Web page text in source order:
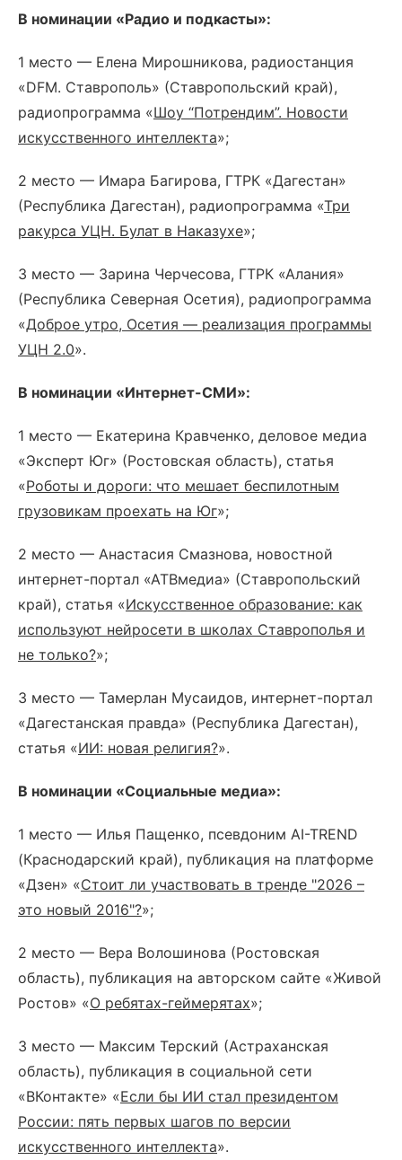
В номинации «Радио и подкасты»:
1 место — Елена Мирошникова, радиостанция
«DFM. Ставрополь» (Ставропольский край),
радиопрограмма «Шоу “Потрендим”. Новости
искусственного интеллекта»;
2 место — Имара Багирова, ГТРК «Дагестан»
(Республика Дагестан), радиопрограмма «Три
ракурса УЦН. Булат в Наказухе»;
3 место — Зарина Черчесова, ГТРК «Алания»
(Республика Северная Осетия), радиопрограмма
«Доброе утро, Осетия — реализация программы
УЦН 2.0».
В номинации «Интернет-СМИ»:
1 место — Екатерина Кравченко, деловое медиа
«Эксперт Юг» (Ростовская область), статья
«Роботы и дороги: что мешает беспилотным
грузовикам проехать на Юг»;
2 место — Анастасия Смазнова, новостной
интернет-портал «АТВмедиа» (Ставропольский
край), статья «Искусственное образование: как
используют нейросети в школах Ставрополья и
не только?»;
3 место — Тамерлан Мусаидов, интернет-портал
«Дагестанская правда» (Республика Дагестан),
статья «ИИ: новая религия?».
В номинации «Социальные медиа»:
1 место — Илья Пащенко, псевдоним AI-TREND
(Краснодарский край), публикация на платформе
«Дзен» «Стоит ли участвовать в тренде "2026 –
это новый 2016"?»;
2 место — Вера Волошинова (Ростовская
область), публикация на авторском сайте «Живой
Ростов» «О ребятах-геймерятах»;
3 место — Максим Терский (Астраханская
область), публикация в социальной сети
«ВКонтакте» «Если бы ИИ стал президентом
России: пять первых шагов по версии
искусственного интеллекта».